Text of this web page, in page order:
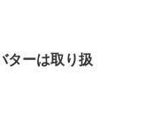
ターは取り扱